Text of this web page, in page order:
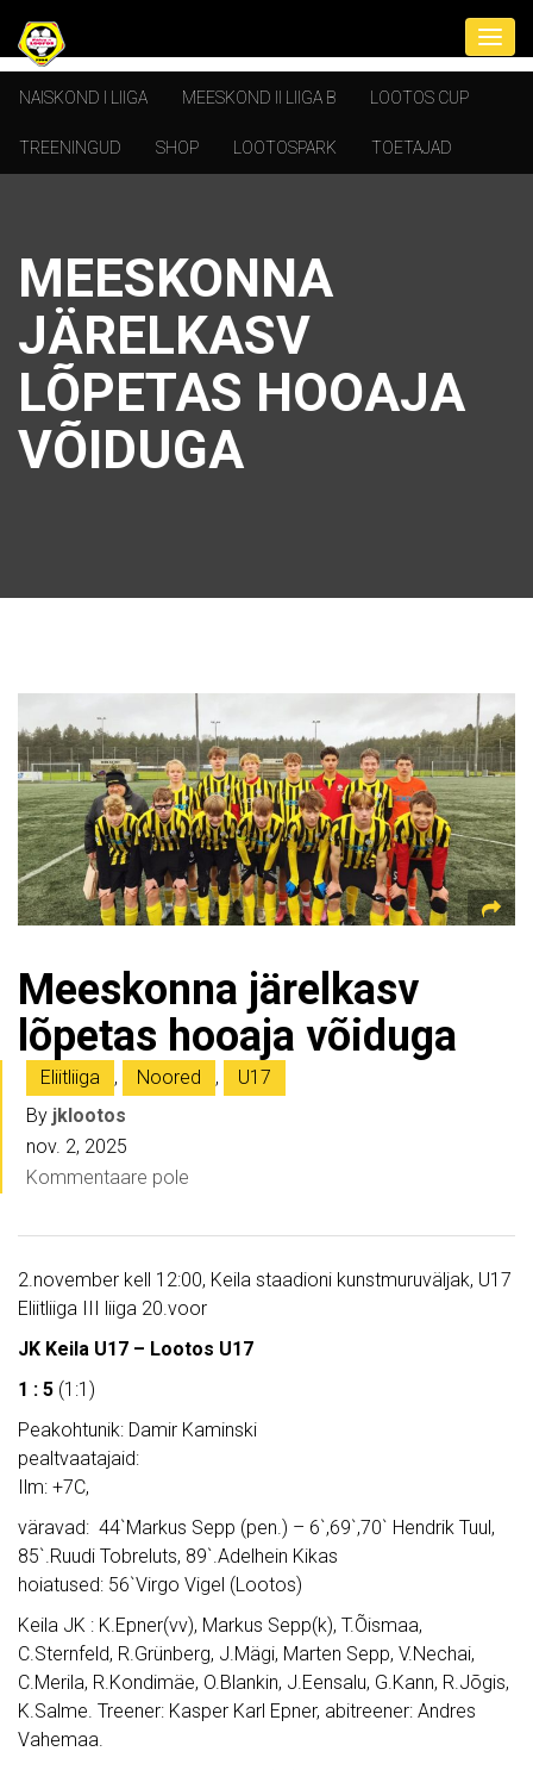
NAISKOND I LIIGA MEESKOND II LIIGA B LOOTOS CUP
TREENINGUD SHOP LOOTOSPARK TOETAJAD
MEESKONNA
JÄRELKASV
LÕPETAS HOOAJA
VÕIDUGA
Meeskonna järelkasv
lõpetas hooaja võiduga
Eliitliiga , Noored ,
U17
By jklootos
nov. 2, 2025
Kommentaare pole
2.november kell 12:00, Keila staadioni kunstmuruväljak, U17
Eliitliiga III liiga 20.voor
JK Keila U17 – Lootos U17
1 : 5 (1:1)
Peakohtunik: Damir Kaminski
pealtvaatajaid:
Ilm: +7C,
väravad: 44`Markus Sepp (pen.) – 6`,69`,70` Hendrik Tuul,
85`.Ruudi Tobreluts, 89`.Adelhein Kikas
hoiatused: 56`Virgo Vigel (Lootos)
Keila JK : K.Epner(vv), Markus Sepp(k), T.Õismaa,
C.Sternfeld, R.Grünberg, J.Mägi, Marten Sepp, V.Nechai,
C.Merila, R.Kondimäe, O.Blankin, J.Eensalu, G.Kann, R.Jõgis,
K.Salme. Treener: Kasper Karl Epner, abitreener: Andres
Vahemaa.